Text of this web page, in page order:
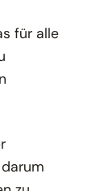
für alle